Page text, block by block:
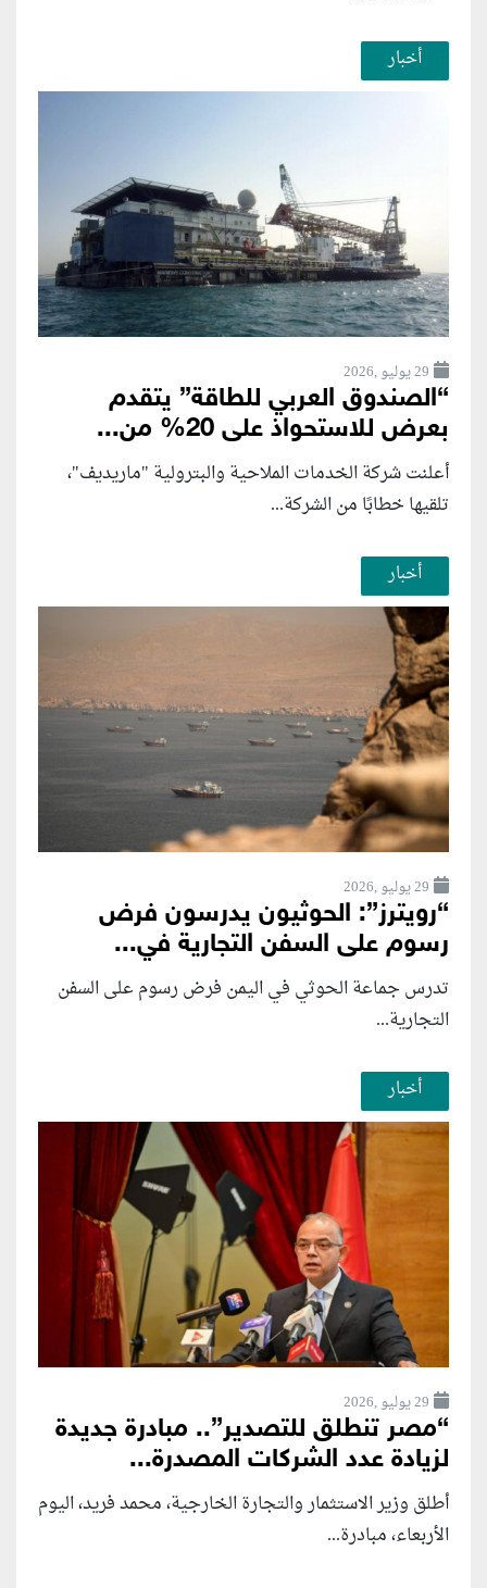
أخبار
29 يوليو ,2026
“الصندوق العربي للطاقة” يتقدم
بعرض للاستحواذ على 20% من...
أعلنت شركة الخدمات الملاحية والبترولية "ماريديف"،
تلقيها خطابًا من الشركة...
أخبار
29 يوليو ,2026
“رويترز”: الحوثيون يدرسون فرض
رسوم على السفن التجارية في...
تدرس جماعة الحوثي في اليمن فرض رسوم على السفن
التجارية...
أخبار
29 يوليو ,2026
“مصر تنطلق للتصدير”.. مبادرة جديدة
لزيادة عدد الشركات المصدرة...
أطلق وزير الاستثمار والتجارة الخارجية، محمد فريد، اليوم
الأربعاء، مبادرة...